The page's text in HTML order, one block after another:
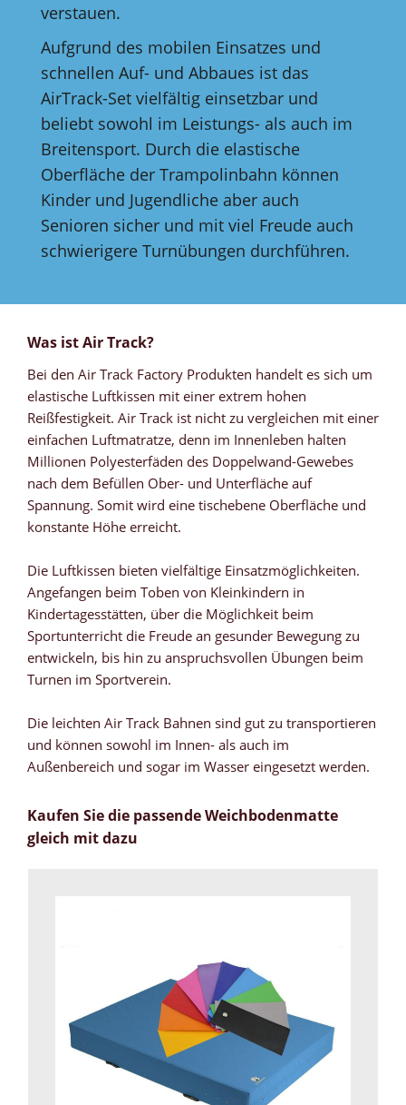
verstauen.
Aufgrund des mobilen Einsatzes und
schnellen Auf- und Abbaues ist das
AirTrack-Set vielfältig einsetzbar und
beliebt sowohl im Leistungs- als auch im
Breitensport. Durch die elastische
Oberfläche der Trampolinbahn können
Kinder und Jugendliche aber auch
Senioren sicher und mit viel Freude auch
schwierigere Turnübungen durchführen.
Was ist Air Track?
Bei den Air Track Factory Produkten handelt es sich um
elastische Luftkissen mit einer extrem hohen
Reißfestigkeit. Air Track ist nicht zu vergleichen mit einer
einfachen Luftmatratze, denn im Innenleben halten
Millionen Polyesterfäden des Doppelwand-Gewebes
nach dem Befüllen Ober- und Unterfläche auf
Spannung. Somit wird eine tischebene Oberfläche und
konstante Höhe erreicht.
Die Luftkissen bieten vielfältige Einsatzmöglichkeiten.
Angefangen beim Toben von Kleinkindern in
Kindertagesstätten, über die Möglichkeit beim
Sportunterricht die Freude an gesunder Bewegung zu
entwickeln, bis hin zu anspruchsvollen Übungen beim
Turnen im Sportverein.
Die leichten Air Track Bahnen sind gut zu transportieren
und können sowohl im Innen- als auch im
Außenbereich und sogar im Wasser eingesetzt werden.
Kaufen Sie die passende Weichbodenmatte
gleich mit dazu